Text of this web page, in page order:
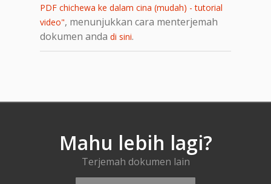
PDF chichewa ke dalam cina (mudah) - tutorial
video", menunjukkan cara menterjemah
dokumen anda di sini.
Mahu lebih lagi?
Terjemah dokumen lain